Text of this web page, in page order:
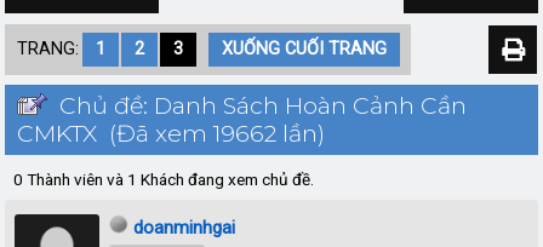
TRANG: 1 2 3 XUỐNG CUỐI TRANG
Chủ đề: Danh Sách Hoàn Cảnh Cần
CMKTX (Đã xem 19662 lần)
0 Thành viên và 1 Khách đang xem chủ đề.
doanminhgai